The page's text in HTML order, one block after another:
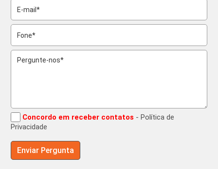
Concordo em receber contatos - Política de
Privacidade